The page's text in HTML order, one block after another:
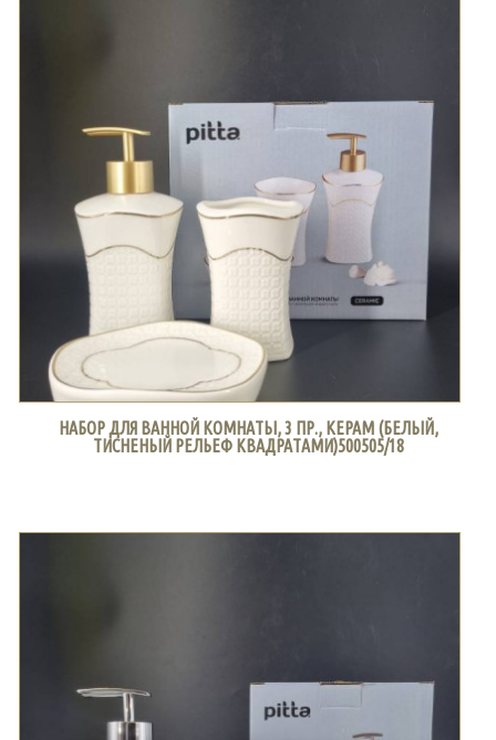
НАБОР ДЛЯ ВАННОЙ КОМНАТЫ, 3 ПР., КЕРАМ (БЕЛЫЙ,
ТИСНЕНЫЙ РЕЛЬЕФ КВАДРАТАМИ)500505/18